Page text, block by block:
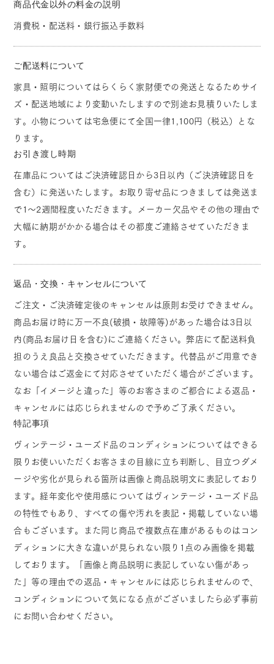
商品代金以外の料金の説明
消費税・配送料・銀行振込手数料
ご配送料について
家具・照明についてはらくらく家財便での発送となるためサイ
ズ・配送地域により変動いたしますので別途お見積りいたしま
す。小物については宅急便にて全国一律1,100円（税込）とな
ります。
お引き渡し時期
在庫品についてはご決済確認日から3日以内（ご決済確認日を
含む）に発送いたします。お取り寄せ品につきましては発送ま
で1～2週間程度いただきます。メーカー欠品やその他の理由で
大幅に納期がかかる場合はその都度ご連絡させていただきま
す。
返品・交換・キャンセルについて
ご注文・ご決済確定後のキャンセルは原則お受けできません。
商品お届け時に万一不良(破損・故障等)があった場合は3日以
内(商品お届け日を含む)にご連絡ください。弊店にて配送料負
担のうえ良品と交換させていただきます。代替品がご用意でき
ない場合はご返金にて対応させていただく場合がございます。
なお「イメージと違った」等のお客さまのご都合による返品・
キャンセルには応じられませんので予めご了承ください。
特記事項
ヴィンテージ・ユーズド品のコンディションについてはできる
限りお使いいただくお客さまの目線に立ち判断し、目立つダメ
ージや劣化が見られる箇所は画像と商品説明文に表記しており
ます。経年変化や使用感についてはヴィンテージ・ユーズド品
の特性でもあり、すべての傷や汚れを表記・掲載していない場
合もございます。また同じ商品で複数点在庫があるものはコン
ディションに大きな違いが見られない限り1点のみ画像を掲載
しております。「画像と商品説明に表記していない傷があっ
た」等の理由での返品・キャンセルには応じられませんので、
コンディションについて気になる点がございましたら必ず事前
にお問い合わせください。